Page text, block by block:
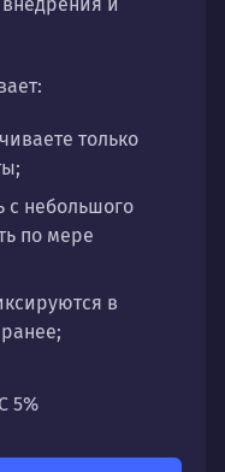
только
с небольшого
по мере
в
5%